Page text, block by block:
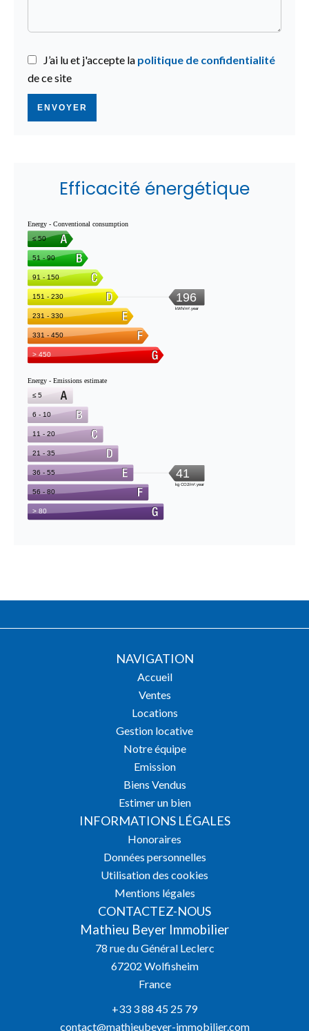
J’ai lu et j'accepte la politique de confidentialité
de ce site
ENVOYER
Efficacité énergétique
NAVIGATION
Accueil
Ventes
Locations
Gestion locative
Notre équipe
Emission
Biens Vendus
Estimer un bien
INFORMATIONS LÉGALES
Honoraires
Données personnelles
Utilisation des cookies
Mentions légales
CONTACTEZ-NOUS
Mathieu Beyer Immobilier
78 rue du Général Leclerc
67202 Wolfisheim
France
+33 3 88 45 25 79
contact@mathieubeyer-immobilier.com